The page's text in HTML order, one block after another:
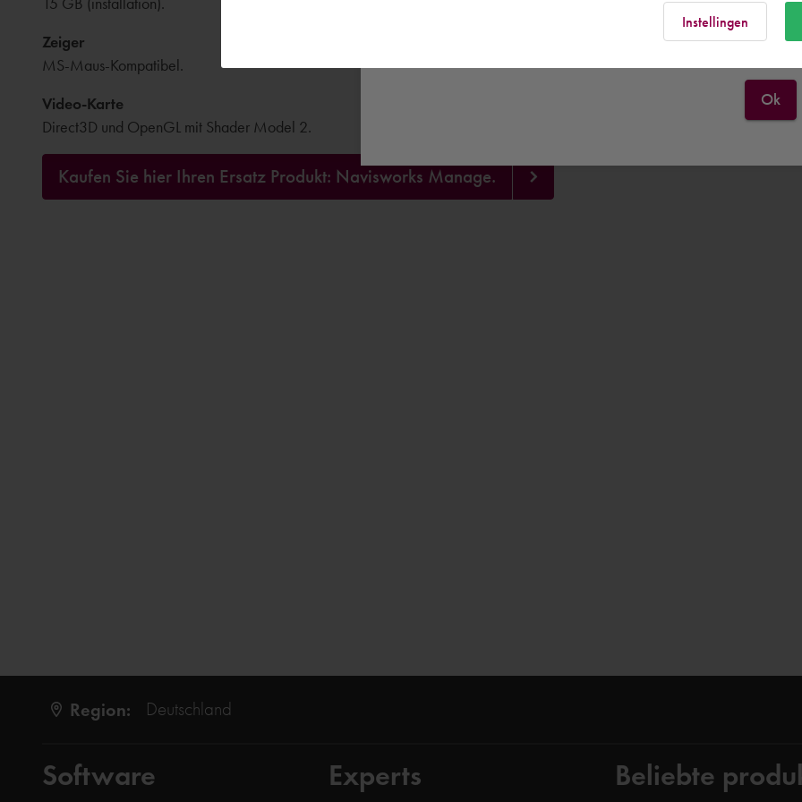
Zeiger
MS-Maus-Kompatibel.
Video-Karte
Direct3D und OpenGL mit Shader Model 2.
Kaufen Sie hier Ihren Ersatz Produkt: Navisworks Manage.
Region: Deutschland
Software Experts Beliebte
Ok
Instellingen